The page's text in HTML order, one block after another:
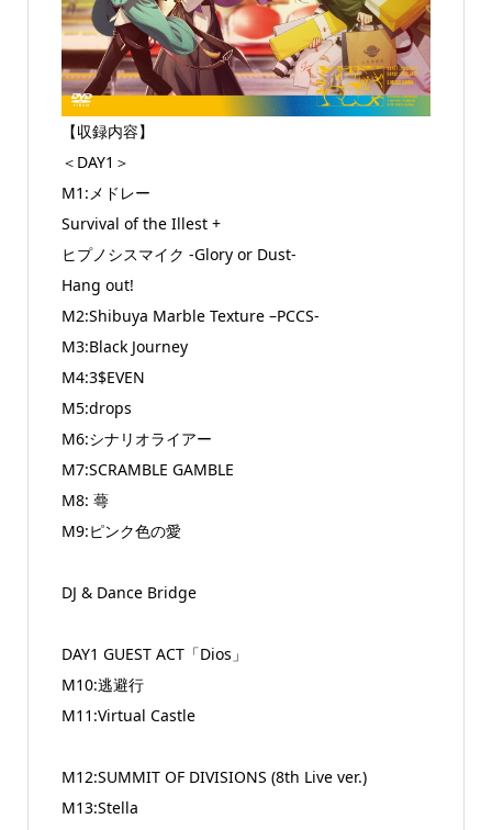
【収録内容】
＜DAY1＞
M1:メドレー
Survival of the Illest +
ヒプノシスマイク -Glory or Dust-
Hang out!
M2:Shibuya Marble Texture –PCCS-
M3:Black Journey
M4:3$EVEN
M5:drops
M6:シナリオライアー
M7:SCRAMBLE GAMBLE
M8: 蕚
M9:ピンク色の愛
DJ & Dance Bridge
DAY1 GUEST ACT「Dios」
M10:逃避行
M11:Virtual Castle
M12:SUMMIT OF DIVISIONS (8th Live ver.)
M13:Stella